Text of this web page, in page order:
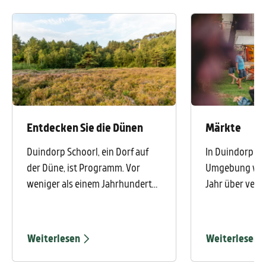
Entdecken Sie die Dünen
Duindorp Schoorl, ein Dorf auf
der Düne, ist Programm. Vor
weniger als einem Jahrhundert
magische Landschaft mit
vielfältiger Flora und Fauna
verwandelt.
Weiterlesen
Märkte
In Duindorp
Umgebung
Jahr über
Weiterlesen